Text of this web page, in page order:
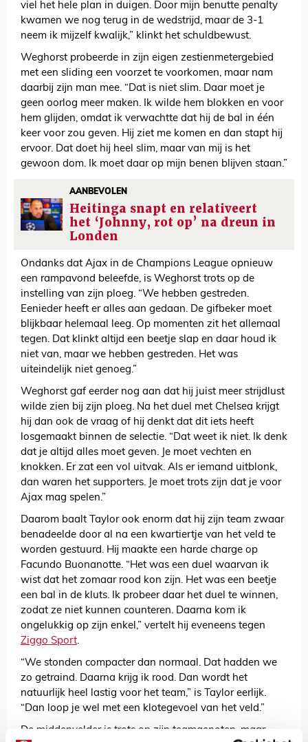
viel het hele plan in duigen. Door mijn benutte penalty
kwamen we nog terug in de wedstrijd, maar de 3-1
neem ik mijzelf kwalijk,” klinkt het schuldbewust.
Weghorst probeerde in zijn eigen zestienmetergebied
met een sliding een voorzet te voorkomen, maar nam
daarbij zijn man mee. “Dat is niet slim. Daar moet je
geen oorlog meer maken. Ik wilde hem blokken en voor
hem glijden, omdat ik verwachtte dat hij de bal in één
keer voor zou geven. Hij ziet me komen en dan stapt hij
ervoor. Dat doet hij heel slim, maar van mij is het
gewoon dom. Ik moet daar op mijn benen blijven staan.”
AANBEVOLEN
Heitinga snapt en relativeert
het ‘Johnny, rot op’ na dreun in
Londen
Ondanks dat Ajax in de Champions League opnieuw
een rampavond beleefde, is Weghorst trots op de
instelling van zijn ploeg. “We hebben gestreden.
Eenieder heeft er alles aan gedaan. De gifbeker moet
blijkbaar helemaal leeg. Op momenten zit het allemaal
tegen. Dat klinkt altijd een beetje slap en daar houd ik
niet van, maar we hebben gestreden. Het was
uiteindelijk niet genoeg.”
Weghorst gaf eerder nog aan dat hij juist meer strijdlust
wilde zien bij zijn ploeg. Na het duel met Chelsea krijgt
hij dan ook de vraag of hij denkt dat dit iets heeft
losgemaakt binnen de selectie. “Dat weet ik niet. Ik denk
dat je altijd alles moet geven. Je moet vechten en
knokken. Er zat een vol uitvak. Als er iemand uitblonk,
dan waren het supporters. Je moet trots zijn dat je voor
Ajax mag spelen.”
Daarom baalt Taylor ook enorm dat hij zijn team zwaar
benadeelde door al na een kwartiertje van het veld te
worden gestuurd. Hij maakte een harde charge op
Facundo Buonanotte. “Het was een duel waarvan ik
wist dat het zomaar rood kon zijn. Het was een beetje
een bal in de kluts. Ik probeer daar het duel te winnen,
zodat ze niet kunnen counteren. Daarna kom ik
ongelukkig op zijn enkel,” vertelt hij eveneens tegen
Ziggo Sport.
“We stonden compacter dan normaal. Dat hadden we
zo getraind. Daarna krijg ik rood. Dan wordt het
natuurlijk heel lastig voor het team,” is Taylor eerlijk.
“Dan loop je wel met een klotegevoel van het veld.”
De middenvelder is trots op zijn teamgenoten, maar